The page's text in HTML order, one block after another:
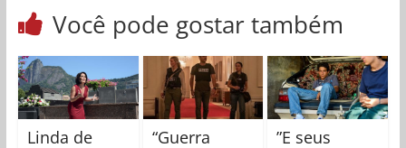
Você pode gostar também
Linda de
“Guerra
”E seus